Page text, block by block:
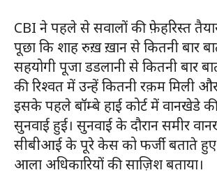
CBI ने पहले से सवालों की फ़ेहरिस्त
पूछा कि शाह रुख़ ख़ान से कितनी बार
सहयोगी पूजा डडलानी से कितनी बार
की रिश्वत में उन्हें कितनी रक़म मिली
इसके पहले बॉम्बे हाई कोर्ट में वानखेडे
सुनवाई हुई। सुनवाई के दौरान समीर
सीबीआई के पूरे केस को फर्जी बताते
आला अधिकारियों की साज़िश बताया।